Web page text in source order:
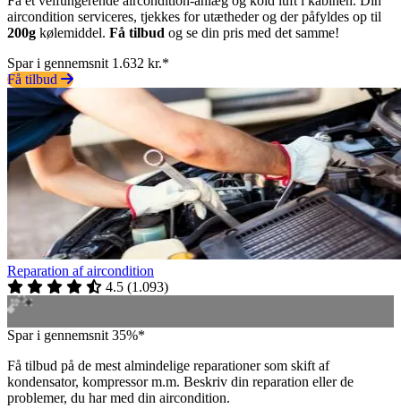
aircondition serviceres, tjekkes for utætheder og der påfyldes op til
200g kølemiddel. Få tilbud og se din pris med det samme!
Spar i gennemsnit 1.632 kr.*
Få tilbud
Reparation af aircondition
4.5 (1.093)
Spar i gennemsnit 35%*
Få tilbud på de mest almindelige reparationer som skift af
kondensator, kompressor m.m. Beskriv din reparation eller de
problemer, du har med din aircondition.